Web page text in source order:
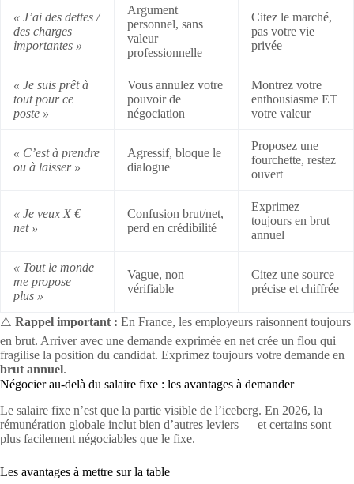
« J’ai des dettes /
des charges
importantes »
Argument
personnel, sans
valeur
professionnelle
Citez le marché,
pas votre vie
privée
« Je suis prêt à
tout pour ce
poste »
Vous annulez votre
pouvoir de
négociation
Montrez votre
enthousiasme ET
votre valeur
« C’est à prendre
ou à laisser »
Agressif, bloque le
dialogue
Proposez une
fourchette, restez
ouvert
« Je veux X €
net »
Confusion brut/net,
perd en crédibilité
Exprimez
toujours en brut
annuel
« Tout le monde
me propose
plus »
Vague, non
vérifiable
Citez une source
précise et chiffrée
⚠️ Rappel important : En France, les employeurs raisonnent toujours
en brut. Arriver avec une demande exprimée en net crée un flou qui
fragilise la position du candidat. Exprimez toujours votre demande en
brut annuel.
Négocier au-delà du salaire fixe : les avantages à demander
Le salaire fixe n’est que la partie visible de l’iceberg. En 2026, la
rémunération globale inclut bien d’autres leviers — et certains sont
plus facilement négociables que le fixe.
Les avantages à mettre sur la table